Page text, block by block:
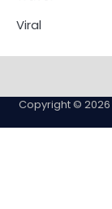
Viral
Copyright © 2026